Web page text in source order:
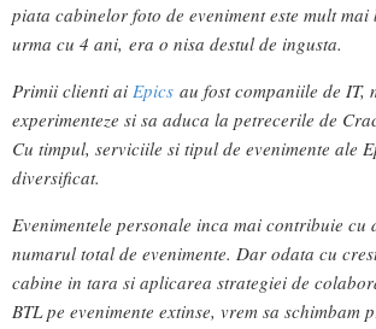
piata cabinelor foto de eveniment este mult mai
urma cu 4 ani, era o nisa destul de ingusta.
Primii clienti ai Epics au fost companiile de IT,
experimenteze si sa aduca la petrecerile de
Cu timpul, serviciile si tipul de evenimente ale
diversificat.
Evenimentele personale inca mai contribuie cu
numarul total de evenimente. Dar odata cu
cabine in tara si aplicarea strategiei de
BTL pe evenimente extinse, vrem sa schimbam